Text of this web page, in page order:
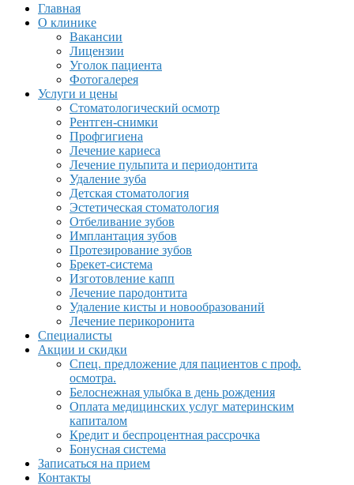
Главная
О клинике
Вакансии
Лицензии
Уголок пациента
Фотогалерея
Услуги и цены
Стоматологический осмотр
Рентген-снимки
Профгигиена
Лечение кариеса
Лечение пульпита и периодонтита
Удаление зуба
Детская стоматология
Эстетическая стоматология
Отбеливание зубов
Имплантация зубов
Протезирование зубов
Брекет-система
Изготовление капп
Лечение пародонтита
Удаление кисты и новообразований
Лечение перикоронита
Специалисты
Акции и скидки
Спец. предложение для пациентов с проф.
осмотра.
Белоснежная улыбка в день рождения
Оплата медицинских услуг материнским
капиталом
Кредит и беспроцентная рассрочка
Бонусная система
Записаться на прием
Контакты